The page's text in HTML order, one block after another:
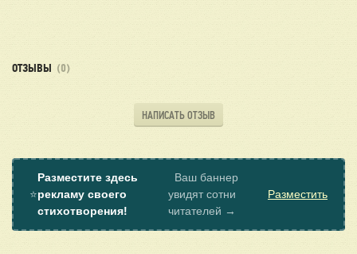
ОТЗЫВЫ (0)
НАПИСАТЬ ОТЗЫВ
⭐
Разместите здесь
рекламу своего
стихотворения!
Ваш баннер
увидят сотни
читателей →
Разместить